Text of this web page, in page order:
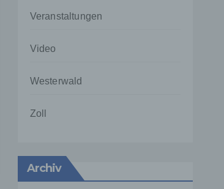
Veranstaltungen
Video
Westerwald
Zoll
Archiv